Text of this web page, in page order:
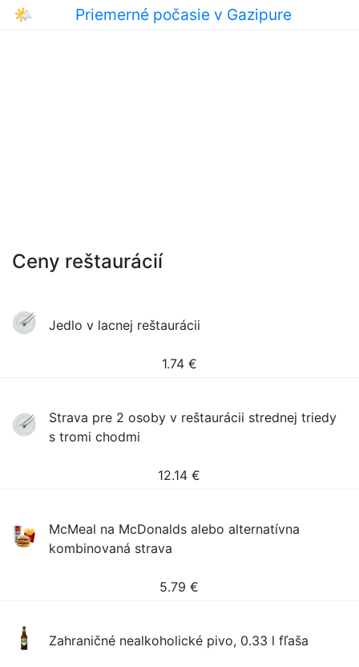
🌤 Priemerné počasie v Gazipure
Ceny reštaurácií
Jedlo v lacnej reštaurácii
1.74 €
Strava pre 2 osoby v reštaurácii strednej triedy
s tromi chodmi
12.14 €
McMeal na McDonalds alebo alternatívna
kombinovaná strava
5.79 €
Zahraničné nealkoholické pivo, 0.33 l fľaša